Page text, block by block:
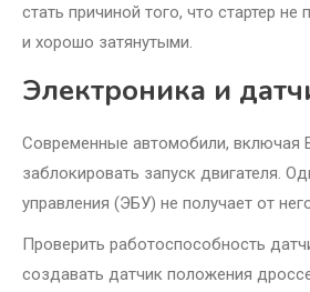
стать причиной того, что стартер
и хорошо затянутыми.
Электроника и
Современные автомобили, включая
заблокировать запуск двигателя.
управления (ЭБУ) не получает от
Проверить работоспособность
создавать датчик положения